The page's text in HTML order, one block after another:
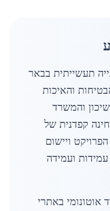
תעשייתית בבאר
והאיכות
והמשרד
קפדנית של
ויישום
ועמידה
אוטונומי באתרי